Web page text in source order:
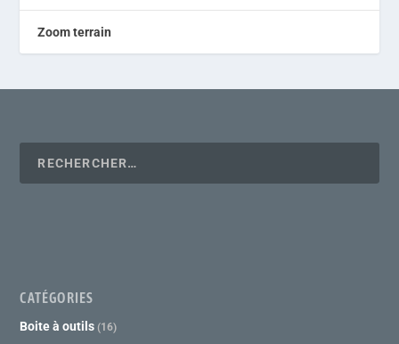
Zoom terrain
CATÉGORIES
Boite à outils (16)